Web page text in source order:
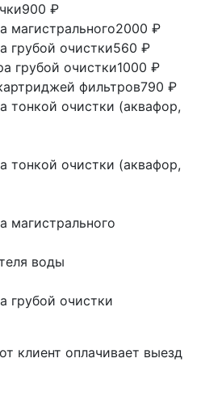
900 ₽
магистрального2000 ₽
грубой очистки560 ₽
грубой очистки1000 ₽
фильтров790 ₽
тонкой очистки (аквафор,
тонкой очистки (аквафор,
магистрального
воды
грубой очистки
клиент оплачивает выезд